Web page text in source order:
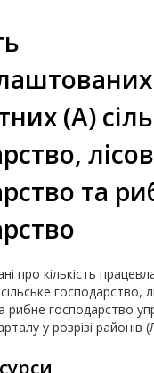
(А)
та
про кількість
господарство,
рибне господарство
у розрізі районів